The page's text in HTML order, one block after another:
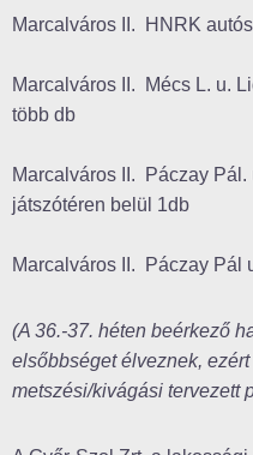
Marcalváros II. HNRK
Marcalváros II. Mécs L. u.
több db
Marcalváros II. Páczay
játszótéren belül 1db
Marcalváros II. Páczay Pál
(A 36.-37. héten beérkező
elsőbbséget élveznek,
metszési/kivágási tervezett